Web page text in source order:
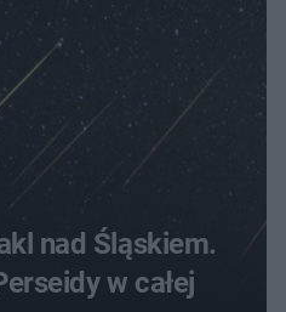
nad Śląskiem.
w całej